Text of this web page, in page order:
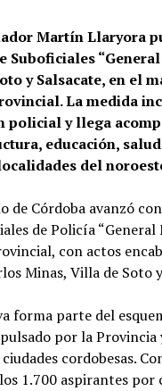
Martín Llaryora
Suboficiales
y Salsacate, en el
La medida
policial y llega
educación,
del
de Córdoba avanzó
de Policía
con actos
Minas, Villa de Soto
forma parte del
por la Provincia
cordobesas.
1.700 aspirantes por